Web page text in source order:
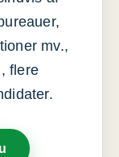
mv.,
flere